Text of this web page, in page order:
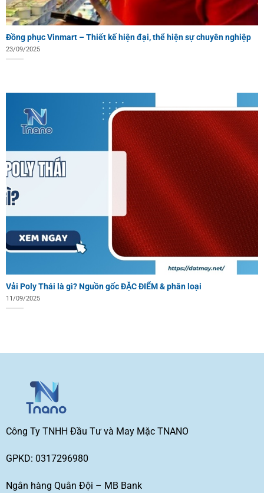
Đồng phục Vinmart – Thiết kế hiện đại, thể hiện sự chuyên nghiệp
23/09/2025
Vải Poly Thái là gì? Nguồn gốc ĐẶC ĐIỂM & phân loại
11/09/2025
Công Ty TNHH Đầu Tư và May Mặc TNANO
GPKD: 0317296980
Ngân hàng Quân Đội – MB Bank